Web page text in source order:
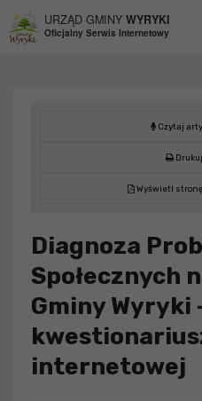
URZĄD GMINY WYRYKI
Oficjalny Serwis Internetowy
Czytaj
Wyświetl
Diagnoza
Społecznych
Gminy Wyryki
internetowej